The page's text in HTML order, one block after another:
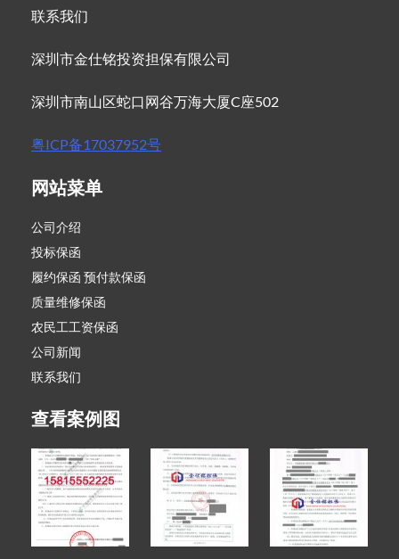
联系我们
深圳市金仕铭投资担保有限公司
深圳市南山区蛇口网谷万海大厦C座502
粤ICP备17037952号
网站菜单
公司介绍
投标保函
履约保函 预付款保函
质量维修保函
农民工工资保函
公司新闻
联系我们
查看案例图